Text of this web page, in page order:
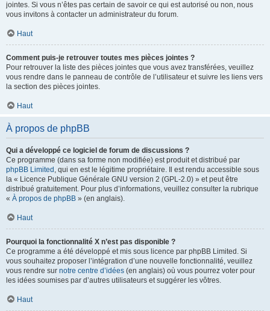
jointes. Si vous n’êtes pas certain de savoir ce qui est autorisé ou non, nous
vous invitons à contacter un administrateur du forum.
Haut
Comment puis-je retrouver toutes mes pièces jointes ?
Pour retrouver la liste des pièces jointes que vous avez transférées, veuillez
vous rendre dans le panneau de contrôle de l’utilisateur et suivre les liens vers
la section des pièces jointes.
Haut
À propos de phpBB
Qui a développé ce logiciel de forum de discussions ?
Ce programme (dans sa forme non modifiée) est produit et distribué par
phpBB Limited , qui en est le légitime propriétaire. Il est rendu accessible sous
la « Licence Publique Générale GNU version 2 (GPL-2.0) » et peut être
distribué gratuitement. Pour plus d’informations, veuillez consulter la rubrique
« À propos de phpBB » (en anglais).
Haut
Pourquoi la fonctionnalité X n’est pas disponible ?
Ce programme a été développé et mis sous licence par phpBB Limited. Si
vous souhaitez proposer l’intégration d’une nouvelle fonctionnalité, veuillez
vous rendre sur notre centre d’idées (en anglais) où vous pourrez voter pour
les idées soumises par d’autres utilisateurs et suggérer les vôtres.
Haut